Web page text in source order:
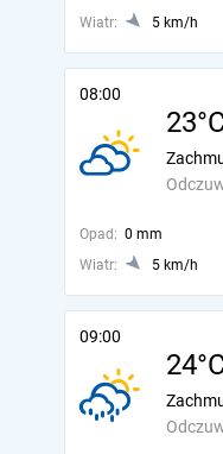
Wiatr: 5 km/h
08:00
Opad: 0 mm
Wiatr:
5 km/h
09:00